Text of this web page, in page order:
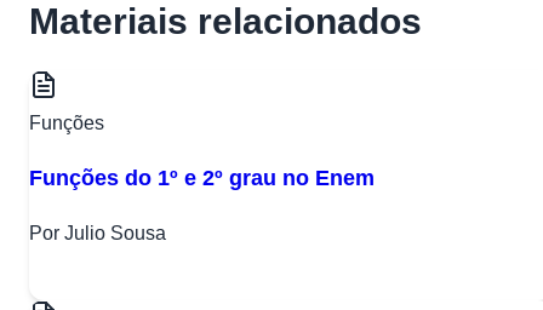
Materiais relacionados
Funções
Funções do 1º e 2º grau no Enem
Por Julio Sousa